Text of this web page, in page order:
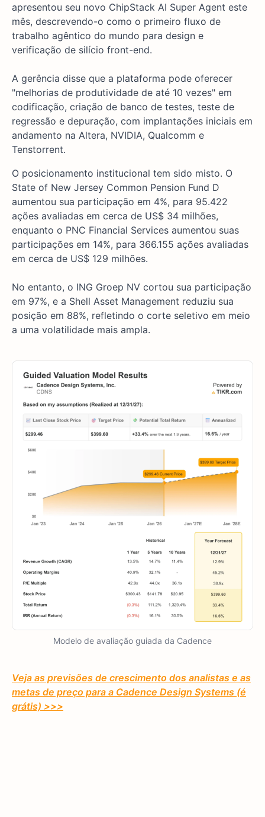
apresentou seu novo ChipStack AI Super Agent este
mês, descrevendo-o como o primeiro fluxo de
trabalho agêntico do mundo para design e
verificação de silício front-end.
A gerência disse que a plataforma pode oferecer
"melhorias de produtividade de até 10 vezes" em
codificação, criação de banco de testes, teste de
regressão e depuração, com implantações iniciais em
andamento na Altera, NVIDIA, Qualcomm e
Tenstorrent.
O posicionamento institucional tem sido misto. O
State of New Jersey Common Pension Fund D
aumentou sua participação em 4%, para 95.422
ações avaliadas em cerca de US$ 34 milhões,
enquanto o PNC Financial Services aumentou suas
participações em 14%, para 366.155 ações avaliadas
em cerca de US$ 129 milhões.
No entanto, o ING Groep NV cortou sua participação
em 97%, e a Shell Asset Management reduziu sua
posição em 88%, refletindo o corte seletivo em meio
a uma volatilidade mais ampla.
Modelo de avaliação guiada da Cadence
Veja as previsões de crescimento dos analistas e as
metas de preço para a Cadence Design Systems (é
grátis) >>>